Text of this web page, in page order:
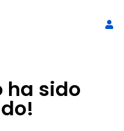
ha sido